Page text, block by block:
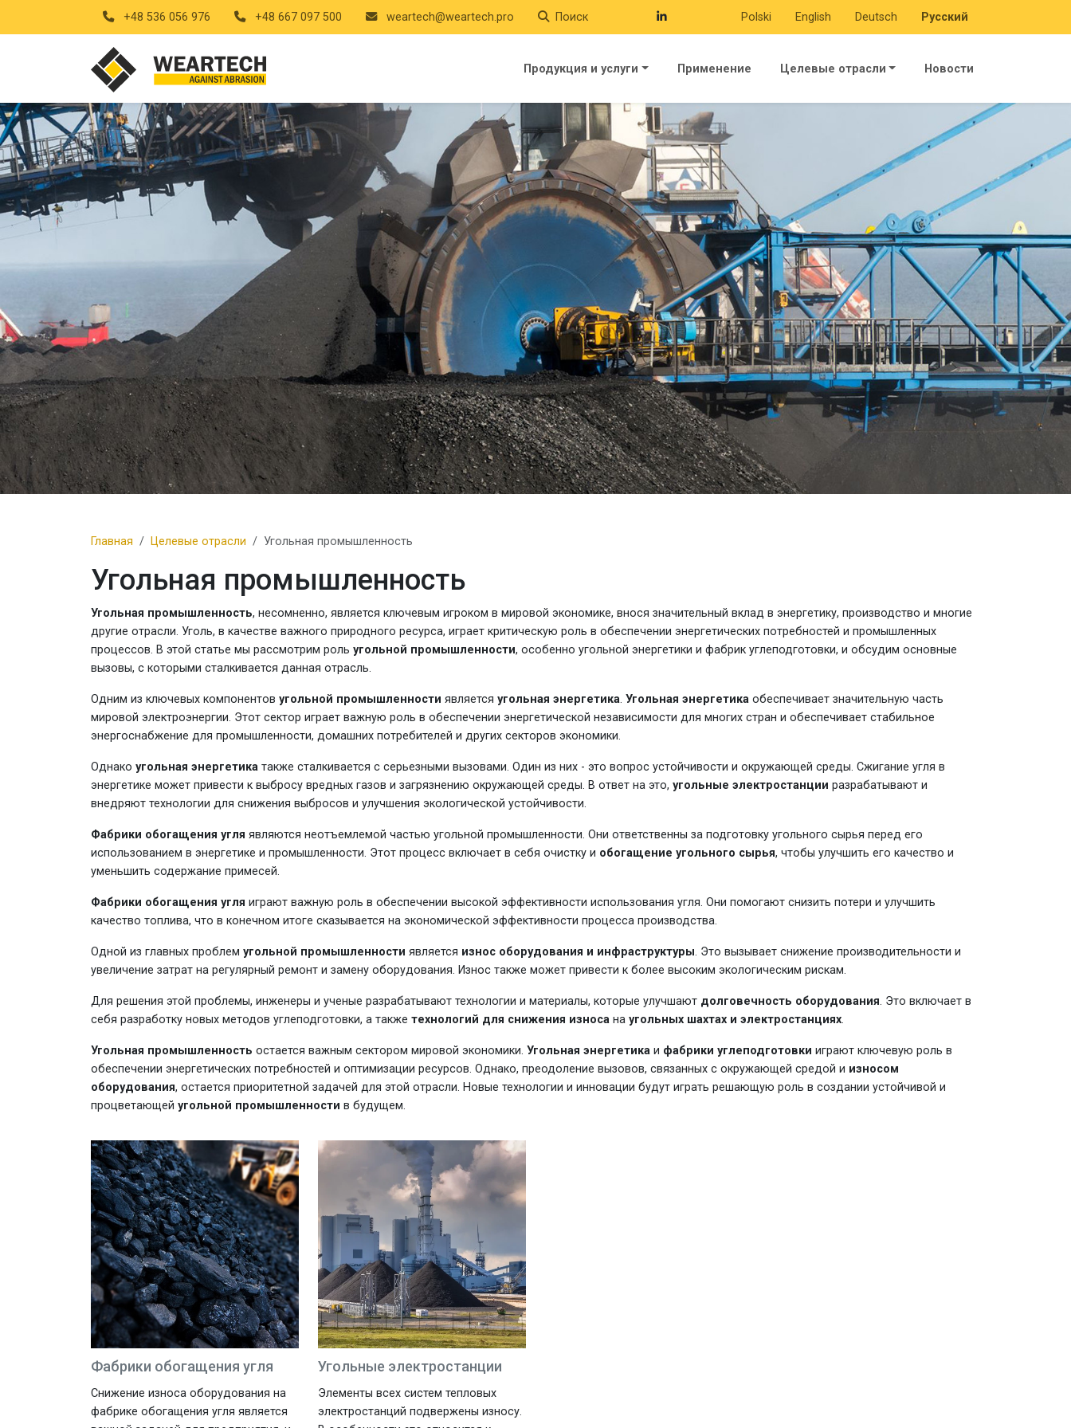
+48 536 056 976 +48 667 097 500 weartech@weartech.pro Поиск Polski English Deutsch Русский
Продукция и услуги Применение Целевые отрасли Новости
Главная Целевые отрасли Угольная промышленность
Угольная промышленность
Угольная промышленность, несомненно, является ключевым игроком в мировой экономике, внося значительный вклад в энергетику, производство и многие
другие отрасли. Уголь, в качестве важного природного ресурса, играет критическую роль в обеспечении энергетических потребностей и промышленных
процессов. В этой статье мы рассмотрим роль угольной промышленности, особенно угольной энергетики и фабрик углеподготовки, и обсудим основные
вызовы, с которыми сталкивается данная отрасль.
Одним из ключевых компонентов угольной промышленности является угольная энергетика. Угольная энергетика обеспечивает значительную часть
мировой электроэнергии. Этот сектор играет важную роль в обеспечении энергетической независимости для многих стран и обеспечивает стабильное
энергоснабжение для промышленности, домашних потребителей и других секторов экономики.
Однако угольная энергетика также сталкивается с серьезными вызовами. Один из них - это вопрос устойчивости и окружающей среды. Сжигание угля в
энергетике может привести к выбросу вредных газов и загрязнению окружающей среды. В ответ на это, угольные электростанции разрабатывают и
внедряют технологии для снижения выбросов и улучшения экологической устойчивости.
Фабрики обогащения угля являются неотъемлемой частью угольной промышленности. Они ответственны за подготовку угольного сырья перед его
использованием в энергетике и промышленности. Этот процесс включает в себя очистку и обогащение угольного сырья, чтобы улучшить его качество и
уменьшить содержание примесей.
Фабрики обогащения угля играют важную роль в обеспечении высокой эффективности использования угля. Они помогают снизить потери и улучшить
качество топлива, что в конечном итоге сказывается на экономической эффективности процесса производства.
Одной из главных проблем угольной промышленности является износ оборудования и инфраструктуры. Это вызывает снижение производительности и
увеличение затрат на регулярный ремонт и замену оборудования. Износ также может привести к более высоким экологическим рискам.
Для решения этой проблемы, инженеры и ученые разрабатывают технологии и материалы, которые улучшают долговечность оборудования. Это включает в
себя разработку новых методов углеподготовки, а также технологий для снижения износа на угольных шахтах и электростанциях.
Угольная промышленность остается важным сектором мировой экономики. Угольная энергетика и фабрики углеподготовки играют ключевую роль в
обеспечении энергетических потребностей и оптимизации ресурсов. Однако, преодоление вызовов, связанных с окружающей средой и износом
оборудования, остается приоритетной задачей для этой отрасли. Новые технологии и инновации будут играть решающую роль в создании устойчивой и
процветающей угольной промышленности в будущем.
Фабрики обогащения угля
Снижение износа оборудования на
фабрике обогащения угля является
Угольные электростанции
Элементы всех систем тепловых
электростанций подвержены износу.